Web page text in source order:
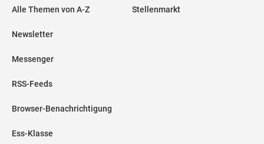
Alle Themen von A-Z
Newsletter
Messenger
RSS-Feeds
Browser-Benachrichtigung
Ess-Klasse
Stellenmarkt